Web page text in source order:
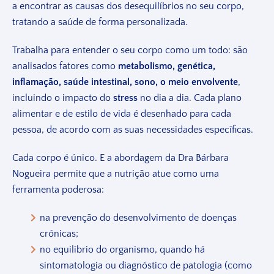
a encontrar as causas dos desequilíbrios no seu corpo,
tratando a saúde de forma personalizada.
Trabalha para entender o seu corpo como um todo: são
analisados fatores como metabolismo, genética,
inflamação, saúde intestinal, sono, o meio envolvente,
incluindo o impacto do stress no dia a dia. Cada plano
alimentar e de estilo de vida é desenhado para cada
pessoa, de acordo com as suas necessidades específicas.
Cada corpo é único. E a abordagem da Dra Bárbara
Nogueira permite que a nutrição atue como uma
ferramenta poderosa:
na prevenção do desenvolvimento de doenças
crónicas;
no equilíbrio do organismo, quando há
sintomatologia ou diagnóstico de patologia (como